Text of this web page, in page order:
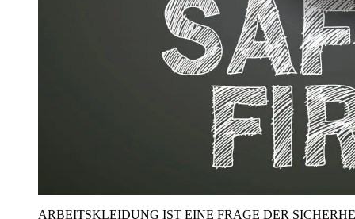
ARBEITSKLEIDUNG IST EINE FRAGE DER